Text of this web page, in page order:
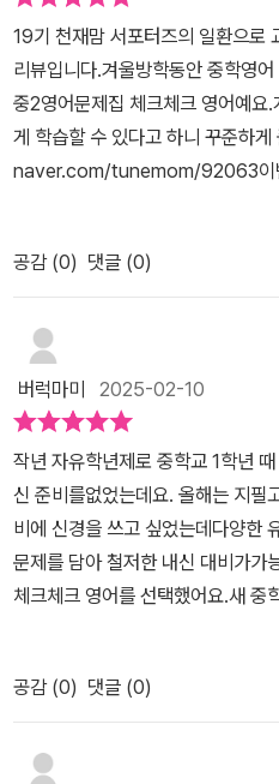
의 쓰임과 문장 구조를 이해합니다
인 독해, 문법, 대화문 등 여러 문제
에 많은 도움이 됩니다Main
으로 배운 내용을 다시 확인하며
어 실력 향상에 좋습니다"체크체크
천합니다19기 천재맘 서포터즈의
19기 천재맘 서포터즈의 일환으로
리뷰입니다.겨울방학동안 중학영
중2영어문제집 체크체크 영어예요
게 학습할 수 있다고 하니 꾸준하
naver.com/tunemom/92063이
학 영어 로드맵을 살펴보니 중학생
줄 몰랐어요.아이의 의사와는 상관
문제집을 풀까 살펴보기 바빴답니
제집 선택해야겠어요.아이와 함께
구성성분, 구, 절 등 영어 기본 개념
데요.본격적으로 공부하기 전에 개
다.개념 정리와 함께 간단하게 문제
2영어문제집 체크체크 영어는 교
인관계와 관련한 어휘 공부를 하
들으면서 단어를 익혀 보아요.어
올라가는 아이가 어려워하는 문법
까지 다시 한번 개념 정리하고 문
트 부분도 빼놓지 않고 읽어 보면
념정리와 간단 문제를 풀어 문법 기
양한 문제를 풀어 보면서 문장 형
공감 (0) 댓글 (0)
버럭마미 2025-02-10
작년 자유학년제로 중학교 1학년
신 준비를없었는데요. 올해는 지필
비에 신경을 쓰고 싶었는데다양한
문제를 담아 철저한 내신 대비가가
체크체크 영어를 선택했어요.새 중
확한 발음 공부도 할 수 있고,음원
도 있어요.새 교육과정에 따라 개발
분석하여 반영한중2영어문제집 체
문법, 대화문을체계적으로 구성하
공감 (0) 댓글 (0)